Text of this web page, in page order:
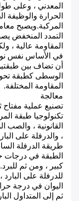
المعدني ، وعلى
الحرارة والوظيفة
المركبة.ويصبح
التمدد المنخفض
المقاومة عالية ،
في الأساس نفس نوع
أن تضاف بين
الوسطى كطبقة
المقاومة المختلفة.
معالجة
تصنيع عملية مفتاح
تكنولوجيا طبقة
القانونية ،
، والدرفلة على
طريقة الدرفلة
الطبقة في
كبير ، ومن ثم
للدرفلة على
اليوان في درجة
ثم إلى المتداول